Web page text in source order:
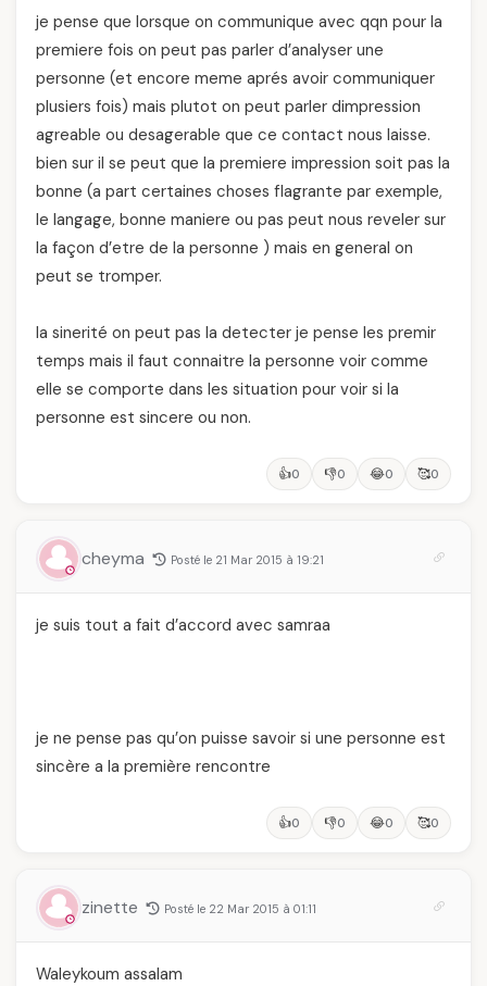
je pense que lorsque on communique avec qqn pour la
premiere fois on peut pas parler d’analyser une
personne (et encore meme aprés avoir communiquer
plusiers fois) mais plutot on peut parler dimpression
agreable ou desagerable que ce contact nous laisse.
bien sur il se peut que la premiere impression soit pas la
bonne (a part certaines choses flagrante par exemple,
le langage, bonne maniere ou pas peut nous reveler sur
la façon d’etre de la personne ) mais en general on
peut se tromper.
la sinerité on peut pas la detecter je pense les premir
temps mais il faut connaitre la personne voir comme
elle se comporte dans les situation pour voir si la
personne est sincere ou non.
👍0 👎0 😂0 🥰0
cheyma Posté le 21 Mar 2015 à 19:21
je suis tout a fait d’accord avec samraa
je ne pense pas qu’on puisse savoir si une personne est
sincère a la première rencontre
👍0 👎0 😂0 🥰0
zinette Posté le 22 Mar 2015 à 01:11
Waleykoum assalam